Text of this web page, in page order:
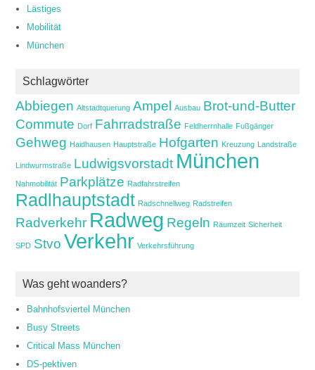
Lästiges
Mobilität
München
Schlagwörter
Abbiegen Altstadtquerung Ampel Ausbau Brot-und-Butter
Commute Dorf Fahrradstraße Feldherrnhalle Fußgänger
Gehweg Haidhausen Hauptstraße Hofgarten Kreuzung Landstraße
Lindwurmstraße Ludwigsvorstadt München
Nahmobilität Parkplätze Radfahrstreifen
Radlhauptstadt Radschnellweg Radstreifen
Radverkehr Radweg Regeln Räumzeit Sicherheit
SPD Stvo Verkehr Verkehrsführung
Was geht woanders?
Bahnhofsviertel München
Busy Streets
Critical Mass München
DS-pektiven